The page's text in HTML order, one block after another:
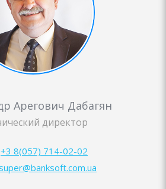
Арегович Дабагян
директор
+3 8(057) 714-02-02